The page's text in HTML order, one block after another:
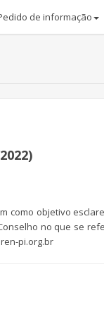
de informação
como objetivo
no que se
pi.org.br